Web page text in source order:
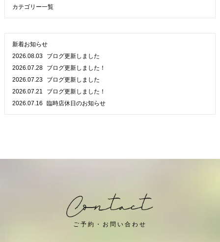
カテゴリー一覧
新着お知らせ
2026.08.03
ブログ更新しました
2026.07.28
ブログ更新しました！
2026.07.23
ブログ更新しました
2026.07.21
ブログ更新しました！
2026.07.16
臨時店休日のお知らせ
ご予約・お問い合わせ